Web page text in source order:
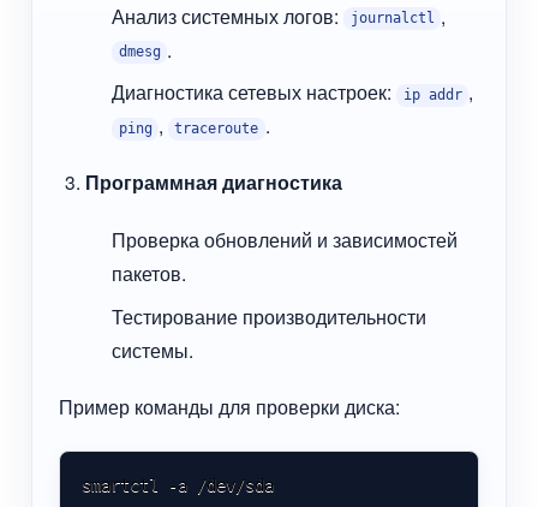
Анализ системных логов:
journalctl ,
dmesg .
Диагностика сетевых настроек:
ip addr ,
ping , traceroute .
Программная диагностика
Проверка обновлений и зависимостей
пакетов.
Тестирование производительности
системы.
Пример команды для проверки диска:
smartctl -a /dev/sda